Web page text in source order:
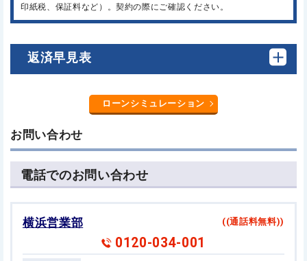
印紙税、保証料など）。契約の際にご確認ください。
返済早見表
ローンシミュレーション
お問い合わせ
電話でのお問い合わせ
横浜営業部 ((通話料無料))
0120-034-001